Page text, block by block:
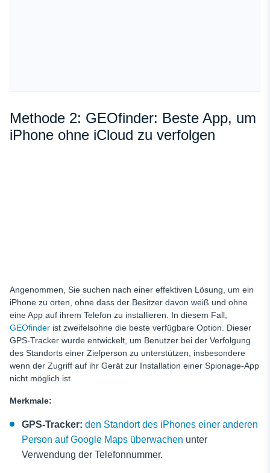
Methode 2: GEOfinder: Beste App, um
iPhone ohne iCloud zu verfolgen
Angenommen, Sie suchen nach einer effektiven Lösung, um ein
iPhone zu orten, ohne dass der Besitzer davon weiß und ohne
eine App auf ihrem Telefon zu installieren. In diesem Fall,
GEOfinder ist zweifelsohne die beste verfügbare Option. Dieser
GPS-Tracker wurde entwickelt, um Benutzer bei der Verfolgung
des Standorts einer Zielperson zu unterstützen, insbesondere
wenn der Zugriff auf ihr Gerät zur Installation einer Spionage-App
nicht möglich ist.
Merkmale:
GPS-Tracker: den Standort des iPhones einer anderen
Person auf Google Maps überwachen unter
Verwendung der Telefonnummer.